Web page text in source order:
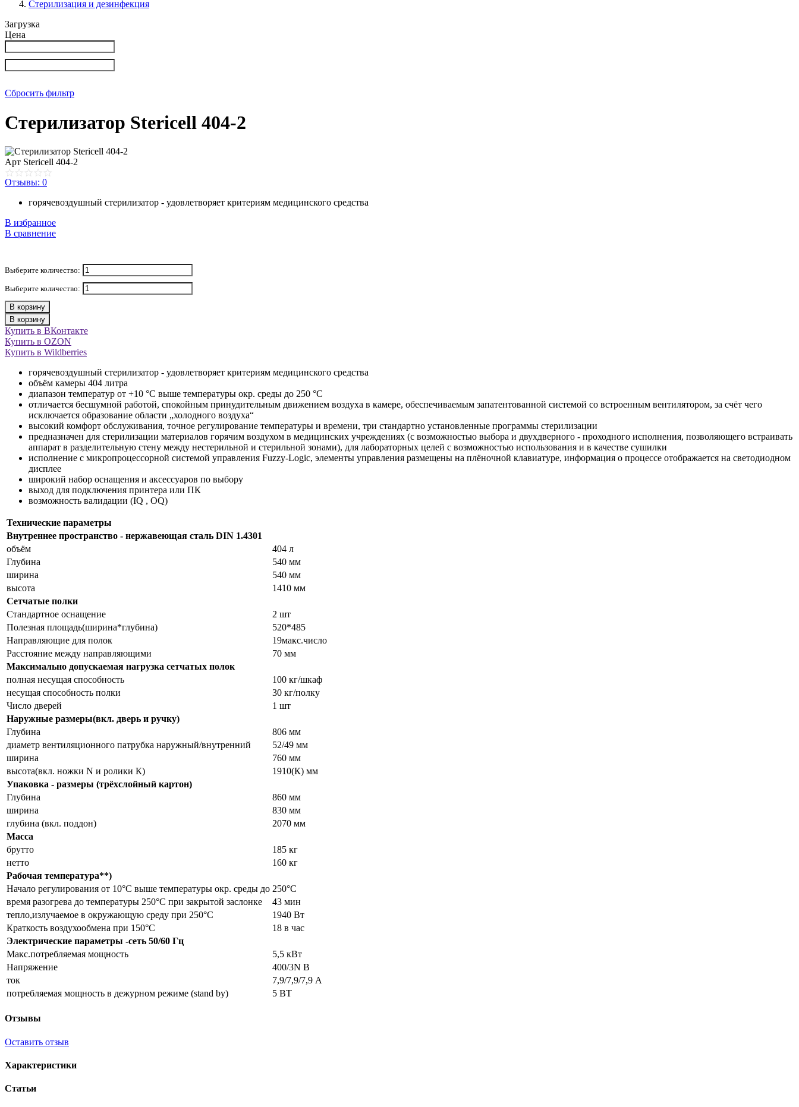
Стерилизация и дезинфекция
Загрузка
Цена
Сбросить фильтр
Cтерилизатор Stericell 404-2
Арт Stericell 404-2
Отзывы: 0
горячевоздушный стерилизатор - удовлетворяет критериям медицинского средства
В избранное
В сравнение
Выберите количество:
Выберите количество:
В корзину
В корзину
Купить в ВКонтакте
Купить в OZON
Купить в Wildberries
горячевоздушный стерилизатор - удовлетворяет критериям медицинского средства
объём камеры 404 литра
диапазон температур от +10 °C выше температуры окр. среды до 250 °C
отличается бесшумной работой, спокойным принудительным движением воздуха в камере, обеспечиваемым запатентованной системой со встроенным вентилятором, за счёт чего
исключается образование области „холодного воздуха“
высокий комфорт обслуживания, точное регулирование температуры и времени, три стандартно установленные программы стерилизации
предназначен для стерилизации материалов горячим воздухом в медицинских учреждениях (с возможностью выбора и двухдверного - проходного исполнения, позволяющего встраивать
аппарат в разделительную стену между нестерильной и стерильной зонами), для лабораторных целей с возможностью использования и в качестве сушилки
исполнение с микропроцессорной системой управления Fuzzy-Logic, элементы управления размещены на плёночной клавиатуре, информация о процессе отображается на светодиодном
дисплее
широкий набор оснащения и аксессуаров по выбору
выход для подключения принтера или ПК
возможность валидации (IQ , OQ)
Технические параметры
Внутреннее пространство - нержавеющая сталь DIN 1.4301
объём
404 л
Глубина
540 мм
ширина
540 мм
высота
1410 мм
Сетчатые полки
Стандартное оснащение
2 шт
Полезная площадь(ширина*глубина)
520*485
Направляющие для полок
19макс.число
Расстояние между направляющими
70 мм
Максимально допускаемая нагрузка сетчатых полок
полная несущая способность
100 кг/шкаф
несущая способность полки
30 кг/полку
Число дверей
1 шт
Наружные размеры(вкл. дверь и ручку)
Глубина
806 мм
диаметр вентиляционного патрубка наружный/внутренний
52/49 мм
ширина
760 мм
высота(вкл. ножки N и ролики К)
1910(К) мм
Упаковка - размеры (трёхслойный картон)
Глубина
860 мм
ширина
830 мм
глубина (вкл. поддон)
2070 мм
Масса
брутто
185 кг
нетто
160 кг
Рабочая температура**)
Начало регулирования от 10°C выше температуры окр. среды до 250°C
время разогрева до температуры 250°C при закрытой заслонке
43 мин
тепло,излучаемое в окружающую среду при 250°C
1940 Вт
Краткость воздухообмена при 150°C
18 в час
Электрические параметры -сеть 50/60 Гц
Макс.потребляемая мощность
5,5 кВт
Напряжение
400/3N В
ток
7,9/7,9/7,9 А
потребляемая мощность в дежурном режиме (stand by)
5 ВТ
Отзывы
Оставить отзыв
Характеристики
Статьи